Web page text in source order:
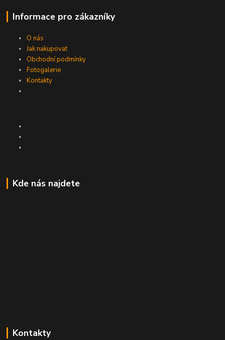
Informace pro zákazníky
O nás
Jak nakupovat
Obchodní podmínky
Fotogalerie
Kontakty
Kde nás najdete
Kontakty